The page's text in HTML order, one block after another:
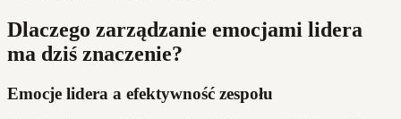
Dlaczego zarządzanie emocjami lidera
ma dziś znaczenie?
Emocje lidera a efektywność zespołu